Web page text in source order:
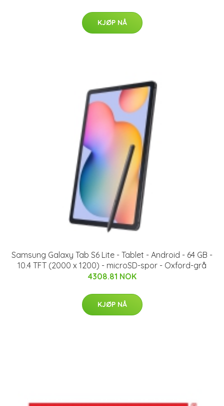
KJØP NÅ
Samsung Galaxy Tab S6 Lite - Tablet - Android - 64 GB -
10.4 TFT (2000 x 1200) - microSD-spor - Oxford-grå
4308.81 NOK
KJØP NÅ